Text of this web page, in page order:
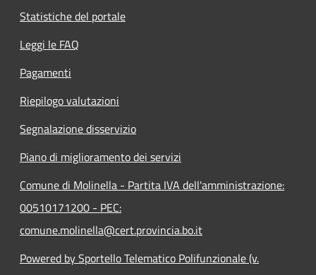
Statistiche del portale
Leggi le FAQ
Pagamenti
Riepilogo valutazioni
Segnalazione disservizio
Piano di miglioramento dei servizi
Comune di Molinella - Partita IVA dell'amministrazione:
00510171200 - PEC:
comune.molinella@cert.provincia.bo.it
Powered by Sportello Telematico Polifunzionale (v.